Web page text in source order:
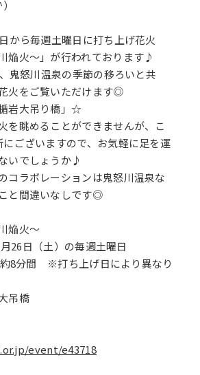
から毎週土曜日に打ち上げ花火
焔火～」が行われております♪
鬼怒川温泉の季節の移ろいと共
火をご覧いただけます◎
岩大吊り橋」☆
を眺めることができませんが、こ
ございますので、お気軽に足を運
いでしょうか♪
コラボレーションは鬼怒川温泉な
と間違いなしです◎
焔火～
26日（土）の毎週土曜日
約8分間 ※打ち上げ日により異なり
吊橋
event/e43718